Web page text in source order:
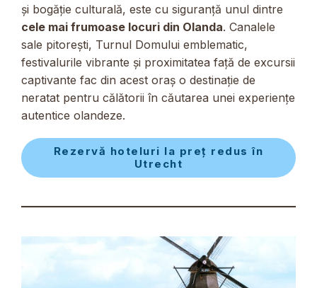
și bogăție culturală, este cu siguranță unul dintre
cele mai frumoase locuri din Olanda. Canalele
sale pitorești, Turnul Domului emblematic,
festivalurile vibrante și proximitatea față de excursii
captivante fac din acest oraș o destinație de
neratat pentru călătorii în căutarea unei experiențe
autentice olandeze.
Rezervă hoteluri la preț redus în
Utrecht